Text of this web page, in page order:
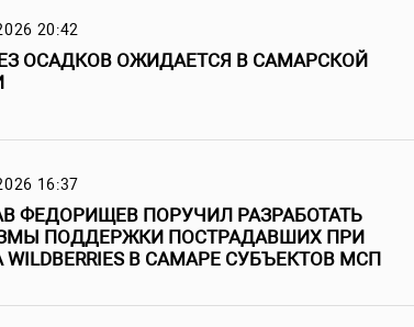
20:42
ОСАДКОВ ОЖИДАЕТСЯ В САМАРСКОЙ
16:37
ФЕДОРИЩЕВ ПОРУЧИЛ РАЗРАБОТАТЬ
ПОДДЕРЖКИ ПОСТРАДАВШИХ ПРИ
WILDBERRIES В САМАРЕ СУБЪЕКТОВ МСП